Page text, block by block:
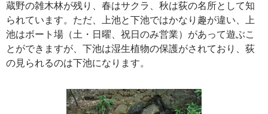
蔵野の雑木林が残り、春はサクラ、秋は荻の名所として知
られています。ただ、上池と下池ではかなり趣が違い、上
池はボート場（土・日曜、祝日のみ営業）があって遊ぶこ
とができますが、下池は湿生植物の保護がされており、荻
の見られるのは下池になります。